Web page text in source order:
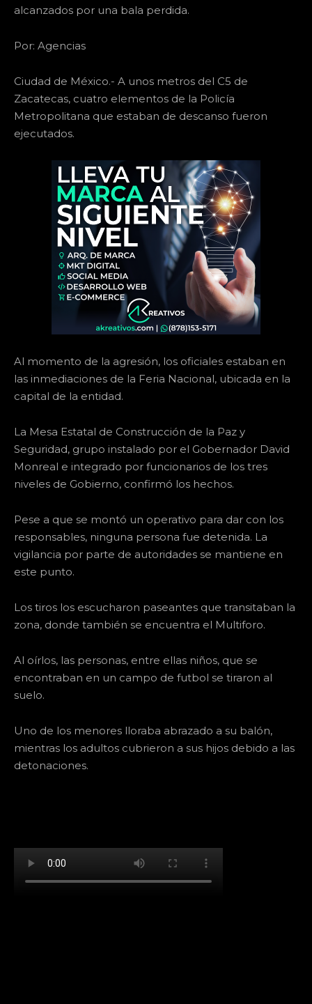
alcanzados por una bala perdida.
Por: Agencias
Ciudad de México.- A unos metros del C5 de
Zacatecas, cuatro elementos de la Policía
Metropolitana que estaban de descanso fueron
ejecutados.
Al momento de la agresión, los oficiales estaban en
las inmediaciones de la Feria Nacional, ubicada en la
capital de la entidad.
La Mesa Estatal de Construcción de la Paz y
Seguridad, grupo instalado por el Gobernador David
Monreal e integrado por funcionarios de los tres
niveles de Gobierno, confirmó los hechos.
Pese a que se montó un operativo para dar con los
responsables, ninguna persona fue detenida. La
vigilancia por parte de autoridades se mantiene en
este punto.
Los tiros los escucharon paseantes que transitaban la
zona, donde también se encuentra el Multiforo.
Al oírlos, las personas, entre ellas niños, que se
encontraban en un campo de futbol se tiraron al
suelo.
Uno de los menores lloraba abrazado a su balón,
mientras los adultos cubrieron a sus hijos debido a las
detonaciones.